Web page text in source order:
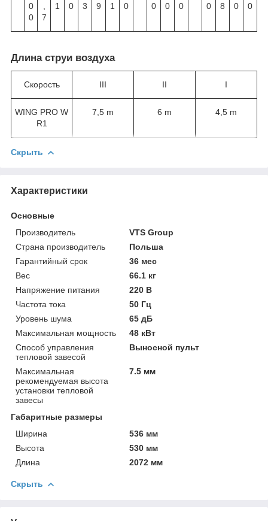
0
0
7
1
0
3
9
1
0
0
0
0
0
8
0
0
Длина струи воздуха
Скорость III II I
WING PRO W
R1
7,5 m 6 m 4,5 m
Скрыть
Характеристики
Основные
Производитель
VTS Group
Страна производитель
Польша
Гарантийный срок
36 мес
Вес
66.1 кг
Напряжение питания
220 В
Частота тока
50 Гц
Уровень шума
65 дБ
Максимальная мощность
48 кВт
Способ управления
тепловой завесой
Выносной пульт
Максимальная
рекомендуемая высота
установки тепловой
завесы
7.5 мм
Габаритные размеры
Ширина
536 мм
Высота
530 мм
Длина
2072 мм
Скрыть